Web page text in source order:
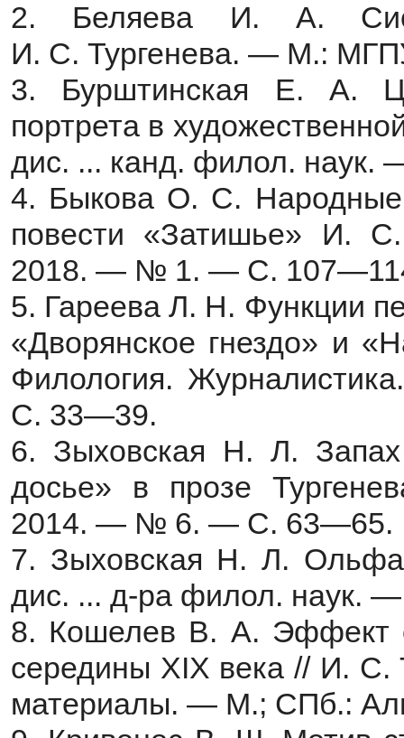
2. Беляева И. А.
И. С. Тургенева. — М.:
3. Бурштинская Е. А.
портрета в
дис. ... канд. филол. наук.
4. Быкова О. С. Народные
повести «Затишье» И.
2018. — № 1. — С.
5. Гареева Л. Н. Функции
«Дворянское гнездо» и
Филология.
С. 33—39.
6. Зыховская Н. Л. Запах
досье» в прозе
2014. — № 6. — С. 63—65.
7. Зыховская Н. Л.
дис. ... д-ра филол. наук.
8. Кошелев B. А. Эффект
середины XIX века // И. С.
материалы. — М.; СПб.: